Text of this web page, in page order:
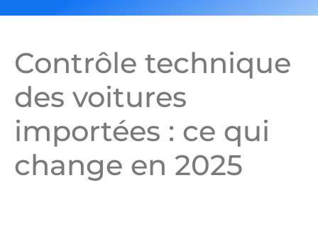
Contrôle technique
des voitures
importées : ce qui
change en 2025